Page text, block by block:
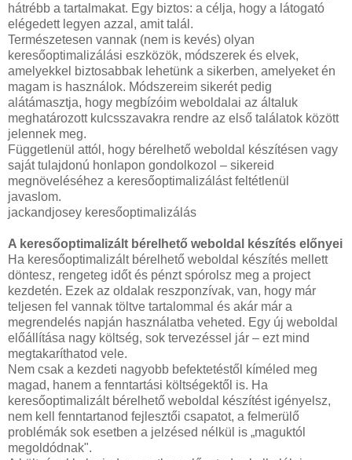
hátrébb a tartalmakat. Egy biztos: a célja, hogy a látogató
elégedett legyen azzal, amit talál.
Természetesen vannak (nem is kevés) olyan
keresőoptimalizálási eszközök, módszerek és elvek,
amelyekkel biztosabbak lehetünk a sikerben, amelyeket én
magam is használok. Módszereim sikerét pedig
alátámasztja, hogy megbízóim weboldalai az általuk
meghatározott kulcsszavakra rendre az első találatok között
jelennek meg.
Függetlenül attól, hogy bérelhető weboldal készítésen vagy
saját tulajdonú honlapon gondolkozol – sikereid
megnöveléséhez a keresőoptimalizálást feltétlenül
javaslom.
jackandjosey keresőoptimalizálás
A keresőoptimalizált bérelhető weboldal készítés előnyei
Ha keresőoptimalizált bérelhető weboldal készítés mellett
döntesz, rengeteg időt és pénzt spórolsz meg a project
kezdetén. Ezek az oldalak reszponzívak, van, hogy már
teljesen fel vannak töltve tartalommal és akár már a
megrendelés napján használatba veheted. Egy új weboldal
előállítása nagy költség, sok tervezéssel jár – ezt mind
megtakaríthatod vele.
Nem csak a kezdeti nagyobb befektetéstől kíméled meg
magad, hanem a fenntartási költségektől is. Ha
keresőoptimalizált bérelhető weboldal készítést igényelsz,
nem kell fenntartanod fejlesztői csapatot, a felmerülő
problémák sok esetben a jelzésed nélkül is „maguktól
megoldódnak".